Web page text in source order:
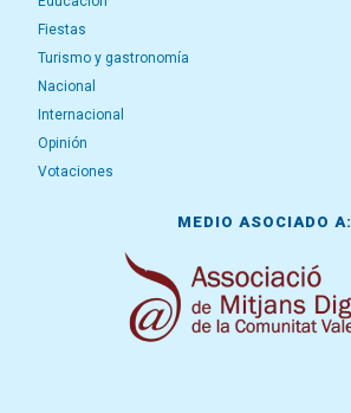
Fiestas
Turismo y gastronomía
Nacional
Internacional
Opinión
Votaciones
MEDIO ASOCIADO A: